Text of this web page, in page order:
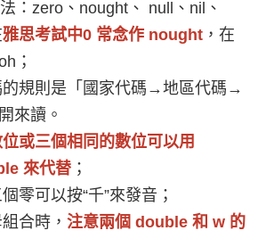
：zero、nought、 null、nil、
雅思考試中0 常念作 nought ，在
；
的規則是「國家代碼→地區代碼→
來讀。
或三個相同的數位可以用
來代替 ；
零可以按“千”來發音；
合時， 注意兩個 double 和 w 的